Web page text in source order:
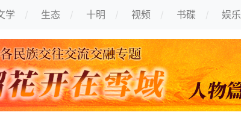
学 生态 十明 视频 书碟 娱乐